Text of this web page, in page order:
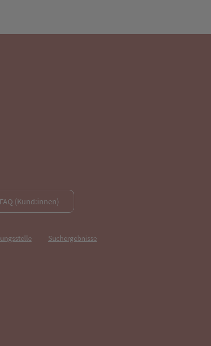
FAQ (Kund:innen)
Suchergebnisse